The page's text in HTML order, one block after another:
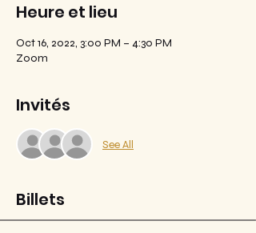
Heure et lieu
Oct 16, 2022, 3:00 PM – 4:30 PM
Zoom
Invités
See All
Billets